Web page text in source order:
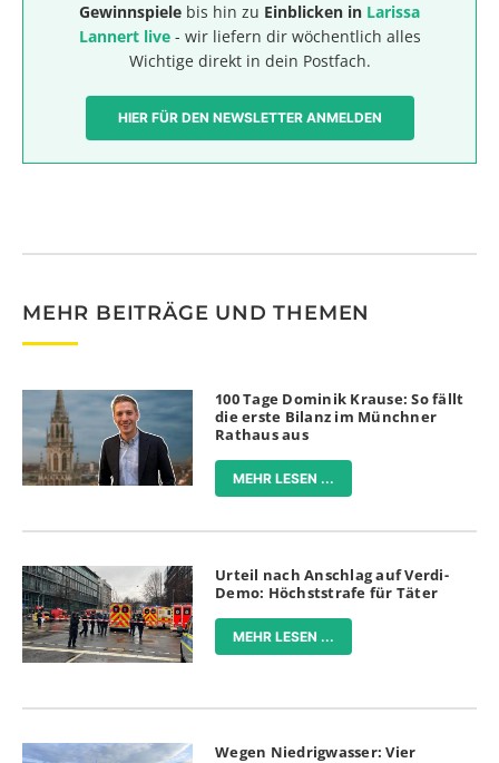
Gewinnspiele bis hin zu Einblicken in Larissa
Lannert live- wir liefern dir wöchentlich alles
Wichtige direkt in dein Postfach.
HIER FÜR DEN NEWSLETTER ANMELDEN
MEHR BEITRÄGE UND THEMEN
100 Tage Dominik Krause: So fällt
die erste Bilanz im Münchner
Rathaus aus
MEHR LESEN ...
Urteil nach Anschlag auf Verdi-
Demo: Höchststrafe für Täter
MEHR LESEN ...
Wegen Niedrigwasser: Vier